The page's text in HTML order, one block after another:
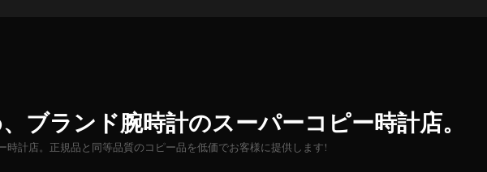
ブランド腕時計のスーパーコピー時計店。
計店。正規品と同等品質のコピー品を低価でお客様に提供します!